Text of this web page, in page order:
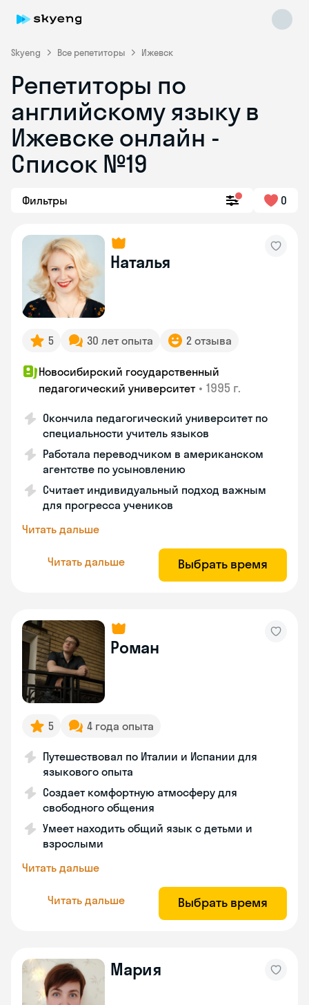
Skyeng Все репетиторы Ижевск
Репетиторы по
английскому языку в
Ижевске онлайн -
Список №19
Фильтры 0
Наталья
5 30 лет опыта 2 отзыва
Новосибирский государственный
педагогический университет • 1995 г.
Окончила педагогический университет по
специальности учитель языков
Работала переводчиком в американском
агентстве по усыновлению
Считает индивидуальный подход важным
для прогресса учеников
Читать дальше
Читать дальше Выбрать время
Роман
5 4 года опыта
Путешествовал по Италии и Испании для
языкового опыта
Создает комфортную атмосферу для
свободного общения
Умеет находить общий язык с детьми и
взрослыми
Читать дальше
Читать дальше Выбрать время
Мария